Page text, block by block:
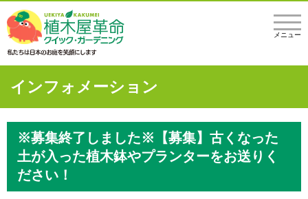
メニュー
インフォメーション
※募集終了しました※【募集】古くなった
土が入った植木鉢やプランターをお送りく
ださい！